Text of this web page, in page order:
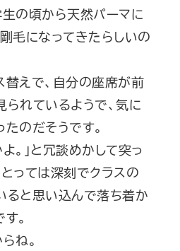
生の頃から天然パーマに
毛になってきたらしいの
替えで、自分の座席が前
れているようで、気に
のだそうです。
。」と冗談めかして突っ
っては深刻でクラスの
ると思い込んで落ち着か
。
ね。